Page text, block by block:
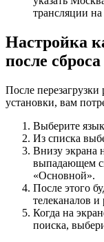
трансляции на
Настройка
после
После перезагрузки
установки, вам
Выберите
Из списка
Внизу экрана
выпадающем
«Основной».
После этого
телеканалов
Когда на
поиска,